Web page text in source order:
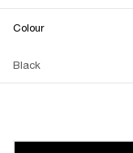
Colour
Black